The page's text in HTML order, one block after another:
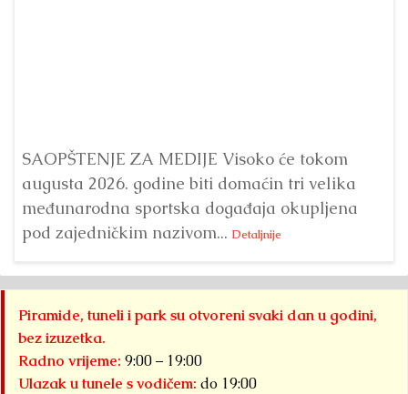
SAOPŠTENJE ZA MEDIJE Visoko će tokom
augusta 2026. godine biti domaćin tri velika
međunarodna sportska događaja okupljena
pod zajedničkim nazivom... Detaljnije
Piramide, tuneli i park su otvoreni svaki dan u godini,
bez izuzetka.
Radno vrijeme: 9:00 – 19:00
Ulazak u tunele s vodičem: do 19:00